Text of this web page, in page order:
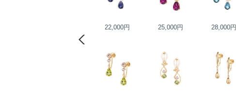
22,000円 25,000円 28,000円